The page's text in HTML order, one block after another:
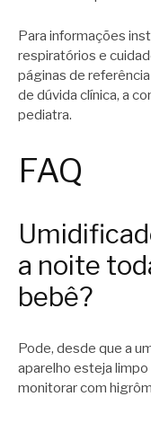
Para informações
respiratórios e
páginas de
de dúvida clínica, a
pediatra.
FAQ
a noite
bebê?
Pode, desde que a
aparelho esteja
monitorar com